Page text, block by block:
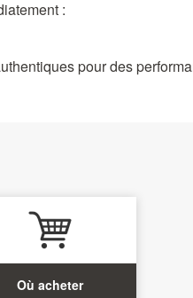
:
pour des
Où acheter